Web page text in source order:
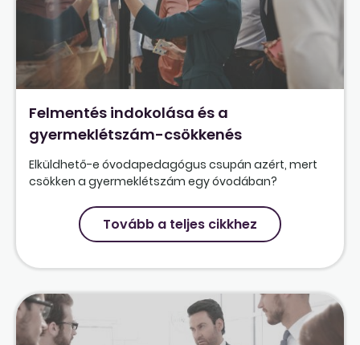
Felmentés indokolása és a
gyermeklétszám-csökkenés
Elküldhető-e óvodapedagógus csupán azért, mert
csökken a gyermeklétszám egy óvodában?
Tovább a teljes cikkhez